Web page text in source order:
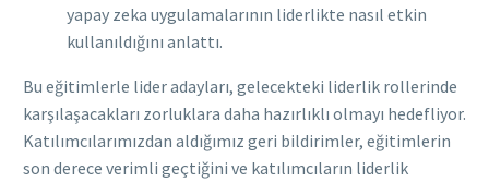
yapay zeka uygulamalarının liderlikte nasıl etkin
kullanıldığını anlattı.
Bu eğitimlerle lider adayları, gelecekteki liderlik rollerinde
karşılaşacakları zorluklara daha hazırlıklı olmayı hedefliyor.
Katılımcılarımızdan aldığımız geri bildirimler, eğitimlerin
son derece verimli geçtiğini ve katılımcıların liderlik